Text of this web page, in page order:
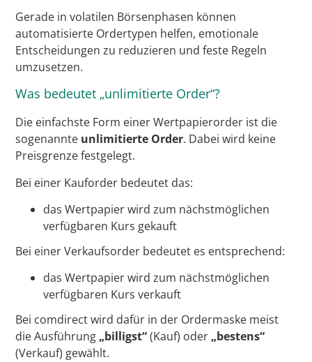
Gerade in volatilen Börsenphasen können
automatisierte Ordertypen helfen, emotionale
Entscheidungen zu reduzieren und feste Regeln
umzusetzen.
Was bedeutet „unlimitierte Order“?
Die einfachste Form einer Wertpapierorder ist die
sogenannte unlimitierte Order. Dabei wird keine
Preisgrenze festgelegt.
Bei einer Kauforder bedeutet das:
das Wertpapier wird zum nächstmöglichen
verfügbaren Kurs gekauft
Bei einer Verkaufsorder bedeutet es entsprechend:
das Wertpapier wird zum nächstmöglichen
verfügbaren Kurs verkauft
Bei comdirect wird dafür in der Ordermaske meist
die Ausführung „billigst“(Kauf) oder „bestens“
(Verkauf) gewählt.